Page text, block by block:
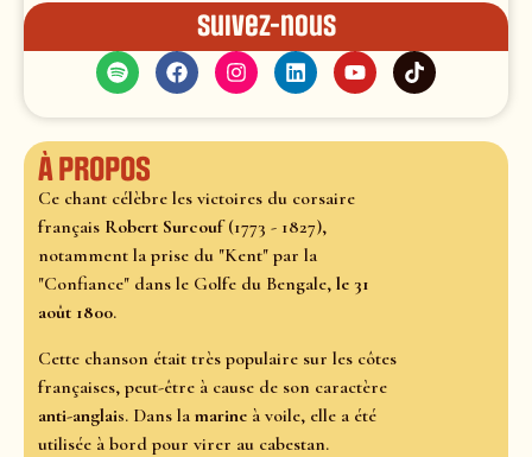
Suivez-nous
À propos
Ce chant célèbre les victoires du corsaire
français Robert Surcouf (1773 - 1827),
notamment la prise du "Kent" par la
"Confiance" dans le Golfe du Bengale, le 31
août 1800.
Cette chanson était très populaire sur les côtes
françaises, peut-être à cause de son caractère
anti-anglais. Dans la marine à voile, elle a été
utilisée à bord pour virer au cabestan.